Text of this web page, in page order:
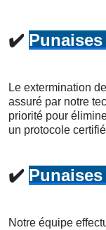
✔️
Le extermination
assuré par notre
priorité pour
un protocole
✔️
Notre équipe